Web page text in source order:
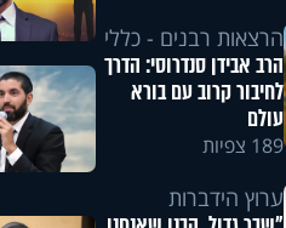
הרצאות רבנים - כללי
הרב אבידן סנדרוסי: הדרך
לחיבור קרוב עם בורא
עולם
189 צפיות
ערוץ הידברות